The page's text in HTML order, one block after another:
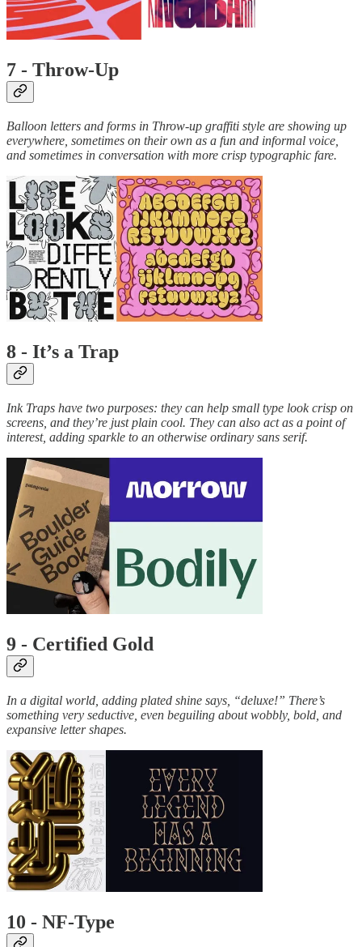
7 - Throw-Up
Balloon letters and forms in Throw-up graffiti style are showing up
everywhere, sometimes on their own as a fun and informal voice,
and sometimes in conversation with more crisp typographic fare.
8 - It’s a Trap
Ink Traps have two purposes: they can help small type look crisp on
screens, and they’re just plain cool. They can also act as a point of
interest, adding sparkle to an otherwise ordinary sans serif.
9 - Certified Gold
In a digital world, adding plated shine says, “deluxe!” There’s
something very seductive, even beguiling about wobbly, bold, and
expansive letter shapes.
10 - NF-Type